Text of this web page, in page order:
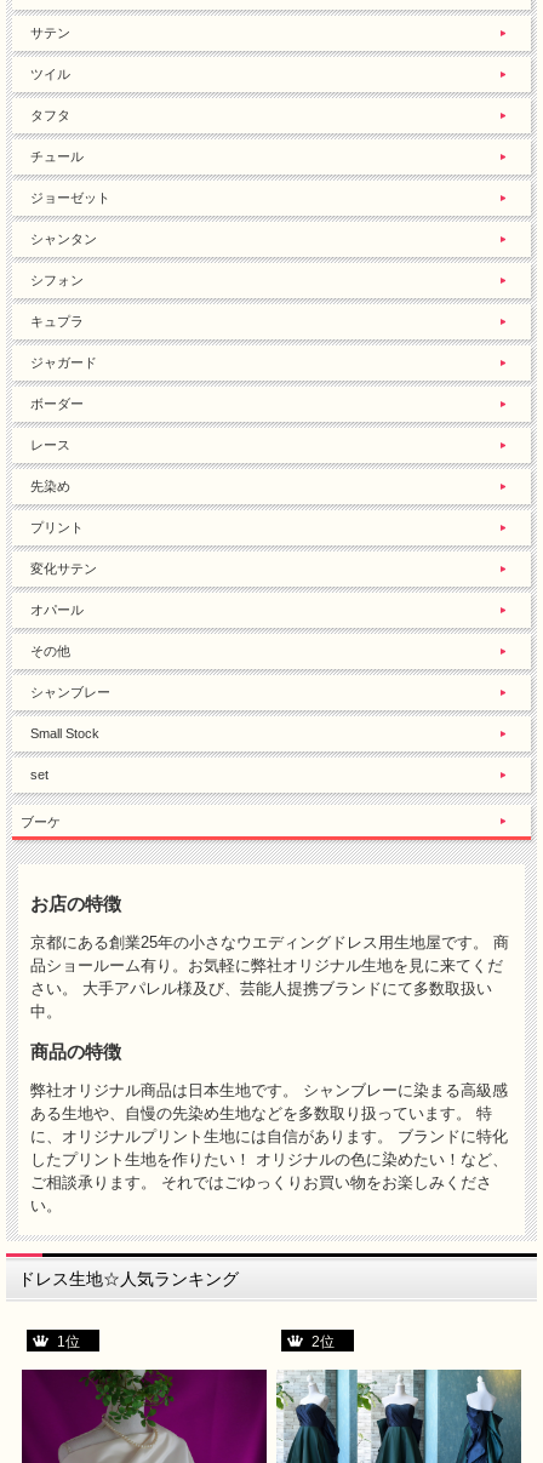
サテン
ツイル
タフタ
チュール
ジョーゼット
シャンタン
シフォン
キュプラ
ジャガード
ボーダー
レース
先染め
プリント
変化サテン
オパール
その他
シャンブレー
Small Stock
set
ブーケ
お店の特徴
京都にある創業25年の小さなウエディングドレス用生地屋です。 商
品ショールーム有り。お気軽に弊社オリジナル生地を見に来てくだ
さい。 大手アパレル様及び、芸能人提携ブランドにて多数取扱い
中。
商品の特徴
弊社オリジナル商品は日本生地です。 シャンブレーに染まる高級感
ある生地や、自慢の先染め生地などを多数取り扱っています。 特
に、オリジナルプリント生地には自信があります。 ブランドに特化
したプリント生地を作りたい！ オリジナルの色に染めたい！など、
ご相談承ります。 それではごゆっくりお買い物をお楽しみくださ
い。
ドレス生地☆人気ランキング
1位 2位